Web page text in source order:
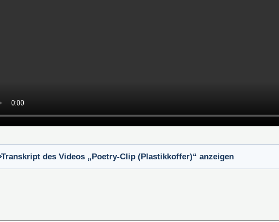
Transkript des Videos „Poetry-Clip (Plastikkoffer)“ anzeigen